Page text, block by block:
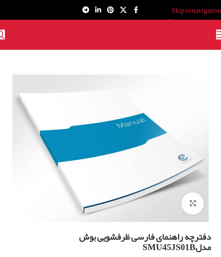
Skip to navigation
Skip to main content
برای بزرگنمایی کلیک کنید
دفترچه راهنمای فارسی ظرفشویی بوش
مدلSMU45JS01B